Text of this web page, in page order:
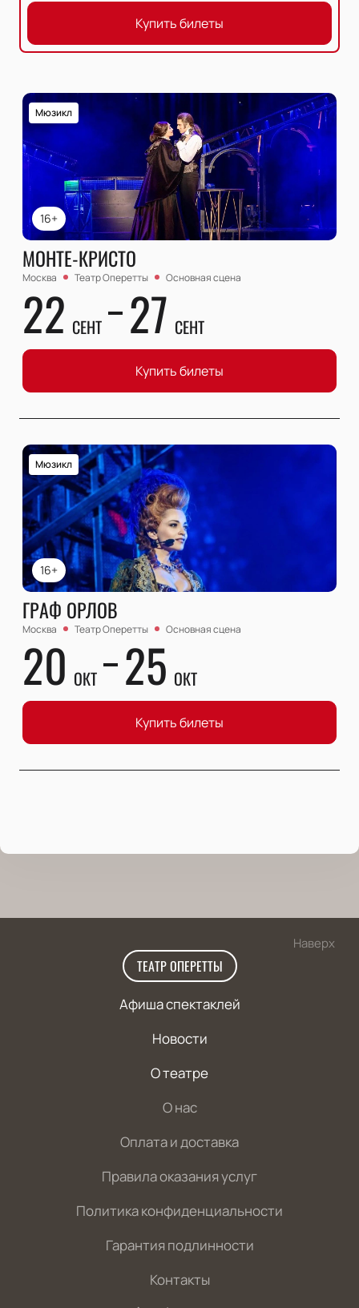
Купить билеты
16+
Мюзикл
МОНТЕ-КРИСТО
Москва Театр Оперетты Основная сцена
22 СЕНТ 27 СЕНТ
Купить билеты
16+
Мюзикл
ГРАФ ОРЛОВ
Москва Театр Оперетты Основная сцена
20 ОКТ 25 ОКТ
Купить билеты
Наверх
ТЕАТР ОПЕРЕТТЫ
Афиша спектаклей
Новости
О театре
О нас
Оплата и доставка
Правила оказания услуг
Политика конфиденциальности
Гарантия подлинности
Контакты